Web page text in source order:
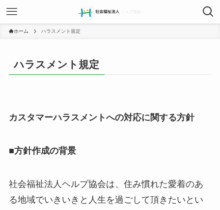
ホーム ハラスメント規定
ハラスメント規定
カスタマーハラスメントへの対応に関する方針
■方針作成の背景
社会福祉法人ヘルプ協会は、住み慣れた愛着のあ
る地域でいきいきと人生を過ごして頂きたいとい